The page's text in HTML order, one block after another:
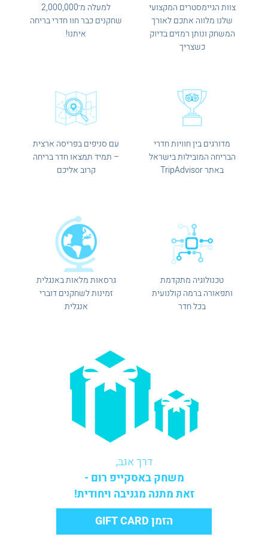
למעלה מ־2,000,000
שחקנים כבר חוו חדרי בריחה
איתנו!
צוות הגיימסטרים המקצועי
שלנו מלווה אתכם לאורך
המשחק ונותן רמזים בדיוק
כשצריך
עם סניפים בפריסה ארצית
– תמיד תמצאו חדר בריחה
קרוב אליכם
מדורגים בין חוויות חדרי
הבריחה המובילות בישראל
באתר TripAdvisor
גרסאות מלאות באנגלית
זמינות לשחקנים דוברי
אנגלית
טכנולוגיה מתקדמת
ותפאורה ברמה קולנועית
בכל חדר
דרך אגב,
משחק באסקייפ רום -
זאת מתנה מגניבה ויחודית!
הזמן GIFT CARD